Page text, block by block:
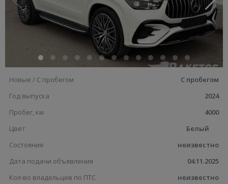
Новые / С пробегом
С пробегом
Год выпуска
2024
Пробег, км
4000
Цвет
Белый
Состояние
неизвестно
Дата подачи объявления
04.11.2025
Кол-во владельцев по ПТС
неизвестно